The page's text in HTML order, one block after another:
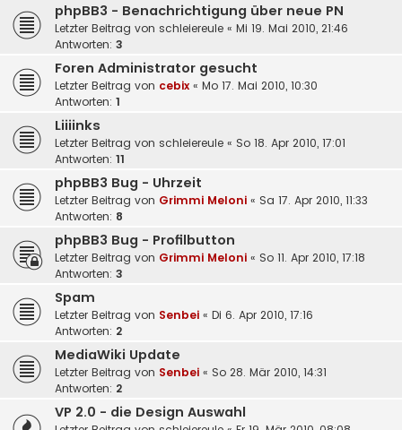
phpBB3 - Benachrichtigung über neue PN
Letzter Beitrag von schleiereule « Mi 19. Mai 2010, 21:46
Antworten: 3
Foren Administrator gesucht
Letzter Beitrag von cebix « Mo 17. Mai 2010, 10:30
Antworten: 1
Liiiinks
Letzter Beitrag von schleiereule « So 18. Apr 2010, 17:01
Antworten: 11
phpBB3 Bug - Uhrzeit
Letzter Beitrag von Grimmi Meloni « Sa 17. Apr 2010, 11:33
Antworten: 8
phpBB3 Bug - Profilbutton
Letzter Beitrag von Grimmi Meloni « So 11. Apr 2010, 17:18
Antworten: 3
Spam
Letzter Beitrag von Senbei « Di 6. Apr 2010, 17:16
Antworten: 2
MediaWiki Update
Letzter Beitrag von Senbei « So 28. Mär 2010, 14:31
Antworten: 2
VP 2.0 - die Design Auswahl